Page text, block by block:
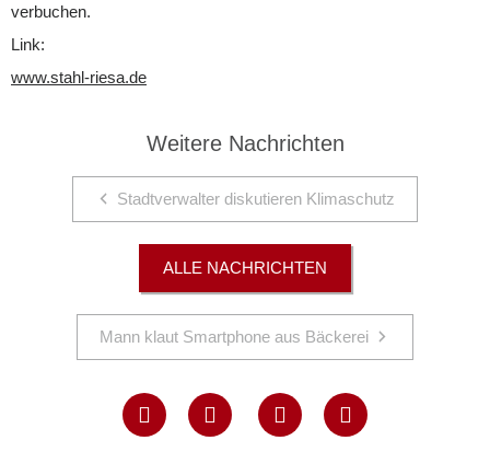
verbuchen.
Link:
www.stahl-riesa.de
Weitere Nachrichten
Stadtverwalter diskutieren Klimaschutz
ALLE NACHRICHTEN
Mann klaut Smartphone aus Bäckerei